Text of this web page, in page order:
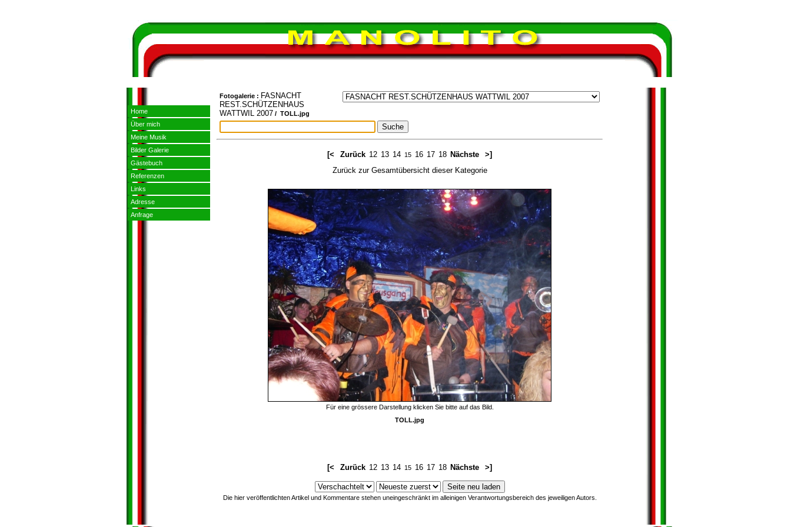
Home
Über mich
Meine Musik
Bilder Galerie
Gästebuch
Referenzen
Links
Adresse
Anfrage
Fotogalerie : FASNACHT
REST.SCHÜTZENHAUS
WATTWIL 2007 / TOLL.jpg
[< Zurück 12 13 14 15 16 17 18 Nächste
>]
Zurück zur Gesamtübersicht dieser Kategorie
Für eine grössere Darstellung klicken Sie bitte auf das Bild.
TOLL.jpg
[< Zurück 12 13 14 15 16 17 18 Nächste >]
Die hier veröffentlichten Artikel und Kommentare stehen uneingeschränkt im alleinigen Verantwortungsbereich des jeweiligen Autors.